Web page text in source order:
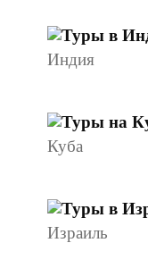
Индия
Куба
Израиль